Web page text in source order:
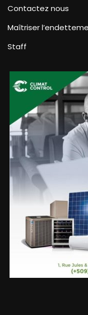
Contactez nous
Maîtriser
Staff